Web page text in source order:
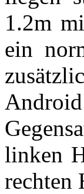
1.2m
ein
linken
rechten